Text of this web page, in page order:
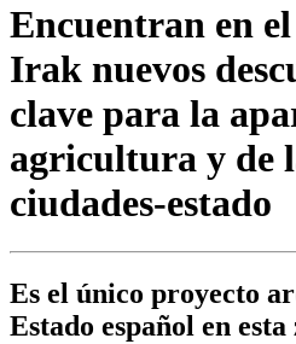
Encuentran en
Irak nuevos
clave para la
agricultura y de
ciudades-estado
Es el único proyecto
Estado español en